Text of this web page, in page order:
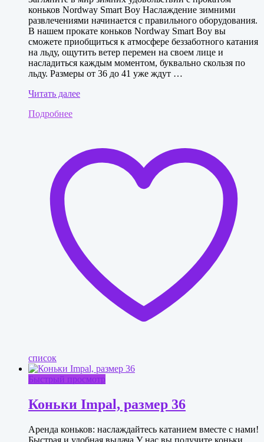
коньков Nordway Smart Boy Наслаждение зимними
развлечениями начинается с правильного оборудования.
В нашем прокате коньков Nordway Smart Boy вы
сможете приобщиться к атмосфере беззаботного катания
на льду, ощутить ветер перемен на своем лице и
насладиться каждым моментом, буквально скользя по
льду. Размеры от 36 до 41 уже ждут …
Коньки
Smart
Читать далее
Подробнее
список
Быстрый просмотр
Коньки Impal, размер 36
Аренда коньков: наслаждайтесь катанием вместе с нами!
Быстрая и удобная выдача У нас вы получите коньки